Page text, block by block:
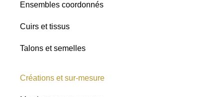
Ensembles coordonnés
Cuirs et tissus
Talons et semelles
Créations et sur-mesure